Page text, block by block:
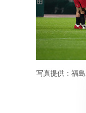
写真提供：福